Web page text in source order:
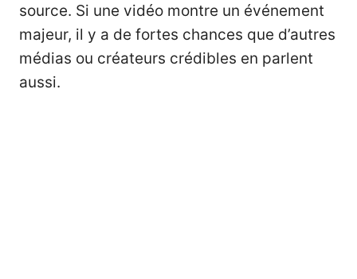
source. Si une vidéo montre un événement
majeur, il y a de fortes chances que d’autres
médias ou créateurs crédibles en parlent
aussi.